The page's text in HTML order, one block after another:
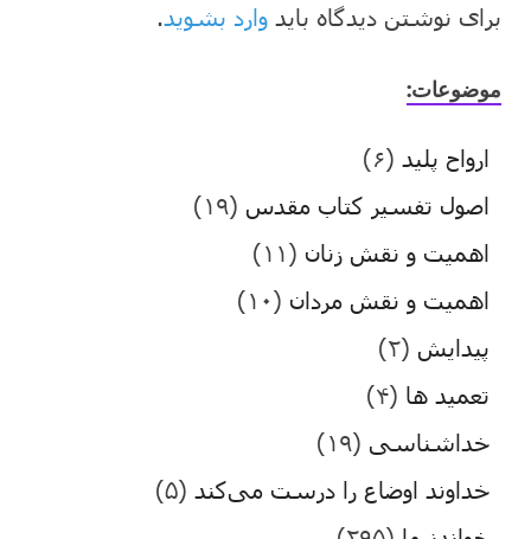
برای نوشتن دیدگاه باید وارد بشوید.
موضوعات:
ارواح پلید (۶)
اصول تفسیر کتاب مقدس (۱۹)
اهمیت و نقش زنان (۱۱)
اهمیت و نقش مردان (۱۰)
پیدایش (۲)
تعمید ها (۴)
خداشناسی (۱۹)
خداوند اوضاع را درست می‌کند (۵)